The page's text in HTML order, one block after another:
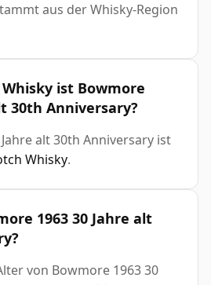
aus der Whisky-Region
ist Bowmore
30th Anniversary?
alt 30th Anniversary ist
Whisky.
1963 30 Jahre alt
von Bowmore 1963 30